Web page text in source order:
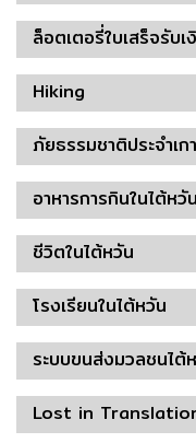
ล็อตเตอรี่ใบเสร็จรับเ
Hiking
ภัยธรรมชาติประจำเก
อาหารการกินในไต้หวัน
ชีวิตในไต้หวัน
โรงเรียนในไต้หวัน
ระบบขนส่งมวลชนไต้
Lost in